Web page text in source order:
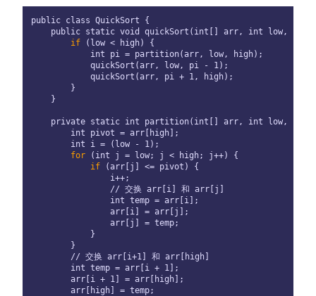
public class QuickSort {
public static void quickSort(int[] arr, int low, int
if (low < high) {
            int pi = partition(arr, low, high);
            quickSort(arr, low, pi - 1);
            quickSort(arr, pi + 1, high);
        }
    }
private static int partition(int[] arr, int low, int
        int pivot = arr[high];
        int i = (low - 1);
for (int j = low; j < high; j++) {
if (arr[j] <= pivot) {
                i++;
                // 交换 arr[i] 和 arr[j]
                int temp = arr[i];
                arr[i] = arr[j];
                arr[j] = temp;
            }
        }
        // 交换 arr[i+1] 和 arr[high]
        int temp = arr[i + 1];
        arr[i + 1] = arr[high];
        arr[high] = temp;